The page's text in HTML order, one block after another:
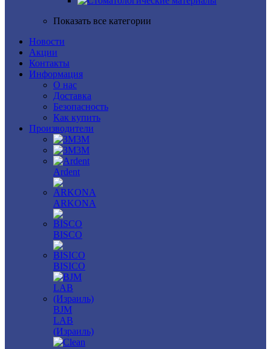
Показать все категории
Новости
Акции
Контакты
Информация
О нас
Доставка
Безопасность
Как купить
Производители
3M
3М
Ardent
ARKONA
BISCO
BISICO
BJM
LAB
(Израиль)